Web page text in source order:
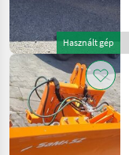
Használt gép